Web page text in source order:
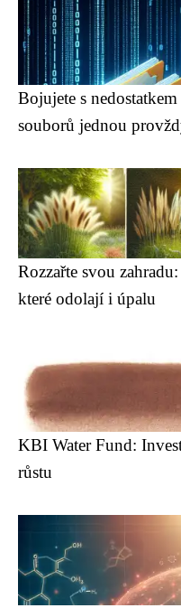
Bojujete s
souborů jednou
Rozzařte svou
které odolají i úpalu
KBI Water Fund:
růstu